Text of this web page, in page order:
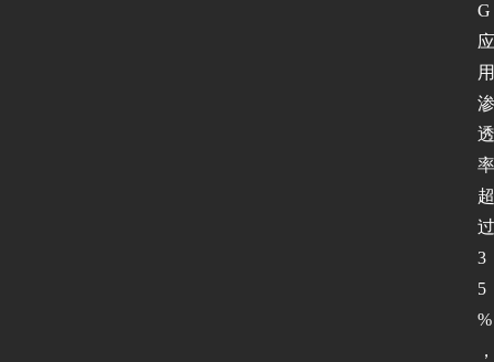
G
应
用
渗
透
率
超
过
3
5
%
，